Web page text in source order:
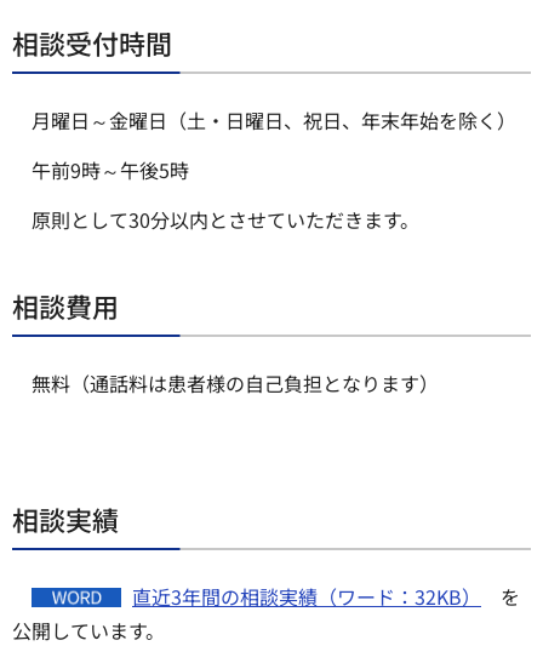
相談受付時間
月曜日～金曜日（土・日曜日、祝日、年末年始を除く）
午前9時～午後5時
原則として30分以内とさせていただきます。
相談費用
無料（通話料は患者様の自己負担となります）
相談実績
直近3年間の相談実績（ワード：32KB）
を
公開しています。